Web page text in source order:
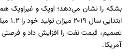
بشکه را نشان می‌دهد؛ اوپک و غیراوپک
تصمیم، قیمت نفت را افزایش داد و
آمریکا.